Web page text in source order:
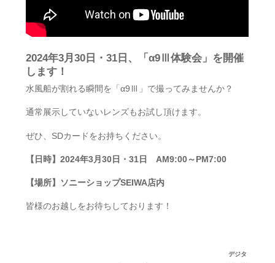
2024年3月30日・31日、「α9Ⅲ体験会」を開催
します！
水風船が割れる瞬間を「α9Ⅲ」で撮ってみませんか？
通常展示していないレンズもお試し頂けます。
ぜひ、SDカードをお持ちください。
【日時】2024年3月30日・31日 AM9:00～PM7:00
【場所】ソニーショップSEIWA店内
皆様のお越しをお待ちしております！
デジタ